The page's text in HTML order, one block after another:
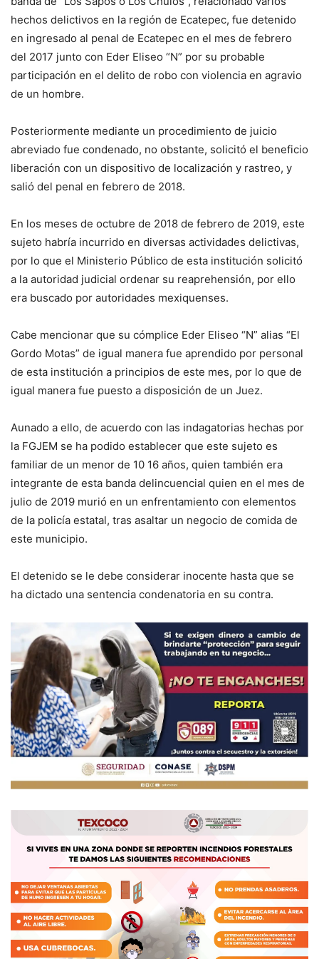
hechos delictivos en la región de Ecatepec, fue detenido
en ingresado al penal de Ecatepec en el mes de febrero
del 2017 junto con Eder Eliseo “N” por su probable
participación en el delito de robo con violencia en agravio
de un hombre.
Posteriormente mediante un procedimiento de juicio
abreviado fue condenado, no obstante, solicitó el beneficio
liberación con un dispositivo de localización y rastreo, y
salió del penal en febrero de 2018.
En los meses de octubre de 2018 de febrero de 2019, este
sujeto habría incurrido en diversas actividades delictivas,
por lo que el Ministerio Público de esta institución solicitó
a la autoridad judicial ordenar su reaprehensión, por ello
era buscado por autoridades mexiquenses.
Cabe mencionar que su cómplice Eder Eliseo “N” alias “El
Gordo Motas” de igual manera fue aprendido por personal
de esta institución a principios de este mes, por lo que de
igual manera fue puesto a disposición de un Juez.
Aunado a ello, de acuerdo con las indagatorias hechas por
la FGJEM se ha podido establecer que este sujeto es
familiar de un menor de 10 16 años, quien también era
integrante de esta banda delincuencial quien en el mes de
julio de 2019 murió en un enfrentamiento con elementos
de la policía estatal, tras asaltar un negocio de comida de
este municipio.
El detenido se le debe considerar inocente hasta que se
ha dictado una sentencia condenatoria en su contra.